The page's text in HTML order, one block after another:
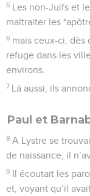
5 Les non-Juifs et
maltraiter les
6 mais ceux-ci, dès
refuge dans les
environs.
7 Là aussi, ils
Paul et
8 A Lystre se
de naissance, il
9 Il écoutait les
et, voyant qu’il